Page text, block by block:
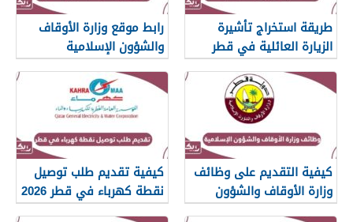
طريقة استخراج تأشيرة
الزيارة العائلية في قطر
2026
رابط موقع وزارة الأوقاف
والشؤون الإسلامية
islam.gov.qa
كيفية التقديم على وظائف
وزارة الأوقاف والشؤون
الإسلامية قطر 2026
كيفية تقديم طلب توصيل
نقطة كهرباء في قطر 2026